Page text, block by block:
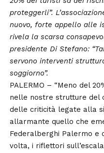
proteggerli”.
nuovo, forte appello alle
rivela la scarsa
presidente Di Stefano:
servono interventi
soggiorno”.
PALERMO – “Meno del
nelle nostre strutture del
delle criticità legate alla
allarmante quello che
Federalberghi Palermo e
volta, i riflettori